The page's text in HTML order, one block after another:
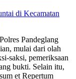
di Kecamatan
Pandeglang
mulai dari olah
saksi, pemeriksaan
bukti. Selain itu,
et Repertum